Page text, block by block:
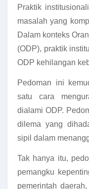
Praktik
masalah yang
Dalam konteks
(ODP), praktik
ODP kehilangan
Pedoman ini
satu cara
dialami ODP.
dilema yang
sipil dalam
Tak hanya itu,
pemangku
pemerintah